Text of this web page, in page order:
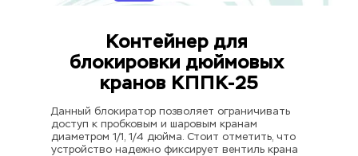
Контейнер для
блокировки дюймовых
кранов КППК-25
Данный блокиратор позволяет ограничивать
доступ к пробковым и шаровым кранам
диаметром 1/1, 1/4 дюйма. Стоит отметить, что
устройство надежно фиксирует вентиль крана